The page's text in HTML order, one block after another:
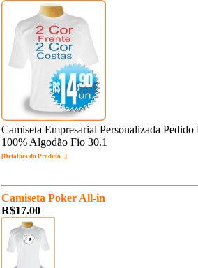
Camiseta Empresarial Personalizada
100% Algodão Fio 30.1
[Detalhes do Produto...]
Camiseta Poker All-in
R$17.00